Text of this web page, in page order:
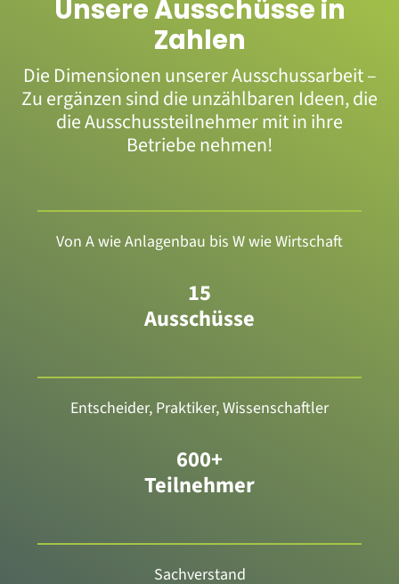
Unsere Ausschüsse in
Zahlen
Die Dimensionen unserer Ausschussarbeit –
Zu ergänzen sind die unzählbaren Ideen, die
die Ausschussteilnehmer mit in ihre
Betriebe nehmen!
Von A wie Anlagenbau bis W wie Wirtschaft
15
Ausschüsse
Entscheider, Praktiker, Wissenschaftler
600+
Teilnehmer
Sachverstand